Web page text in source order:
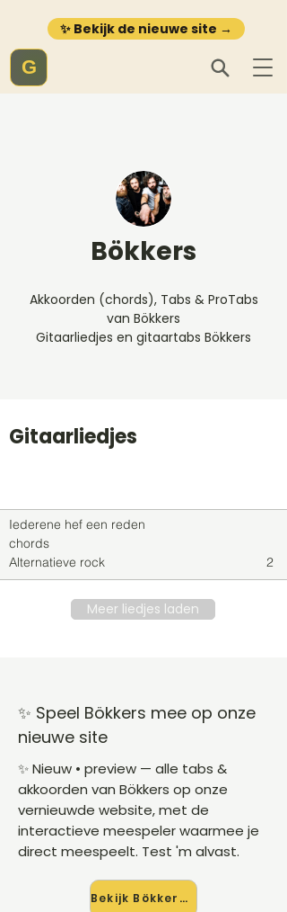
✨ Bekijk de nieuwe site →
G
Bökkers
Akkoorden (chords), Tabs & ProTabs
van Bökkers
Gitaarliedjes en gitaartabs Bökkers
Gitaarliedjes
Iederene hef een reden
chords
Alternatieve rock
2
Meer liedjes laden
✨ Speel Bökkers mee op onze
nieuwe site
✨ Nieuw • preview — alle tabs &
akkoorden van Bökkers op onze
vernieuwde website, met de
interactieve meespeler waarmee je
direct meespeelt. Test 'm alvast.
Bekijk Bökkers →